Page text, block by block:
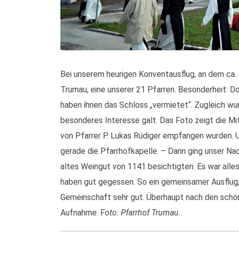
Bei unserem heurigen Konventausflug, an dem
Trumau, eine unserer 21 Pfarren. Besonderheit:
haben ihnen das Schloss „vermietet“. Zugleich
besonderes Interesse galt. Das Foto zeigt die
von Pfarrer P. Lukas Rüdiger empfangen
gerade die Pfarrhofkapelle. – Dann ging unser
altes Weingut von 1141 besichtigten. Es war
haben gut gegessen. So ein gemeinsamer
Gemeinschaft sehr gut. Überhaupt nach den
Aufnahme. Foto: Pfarrhof Trumau.